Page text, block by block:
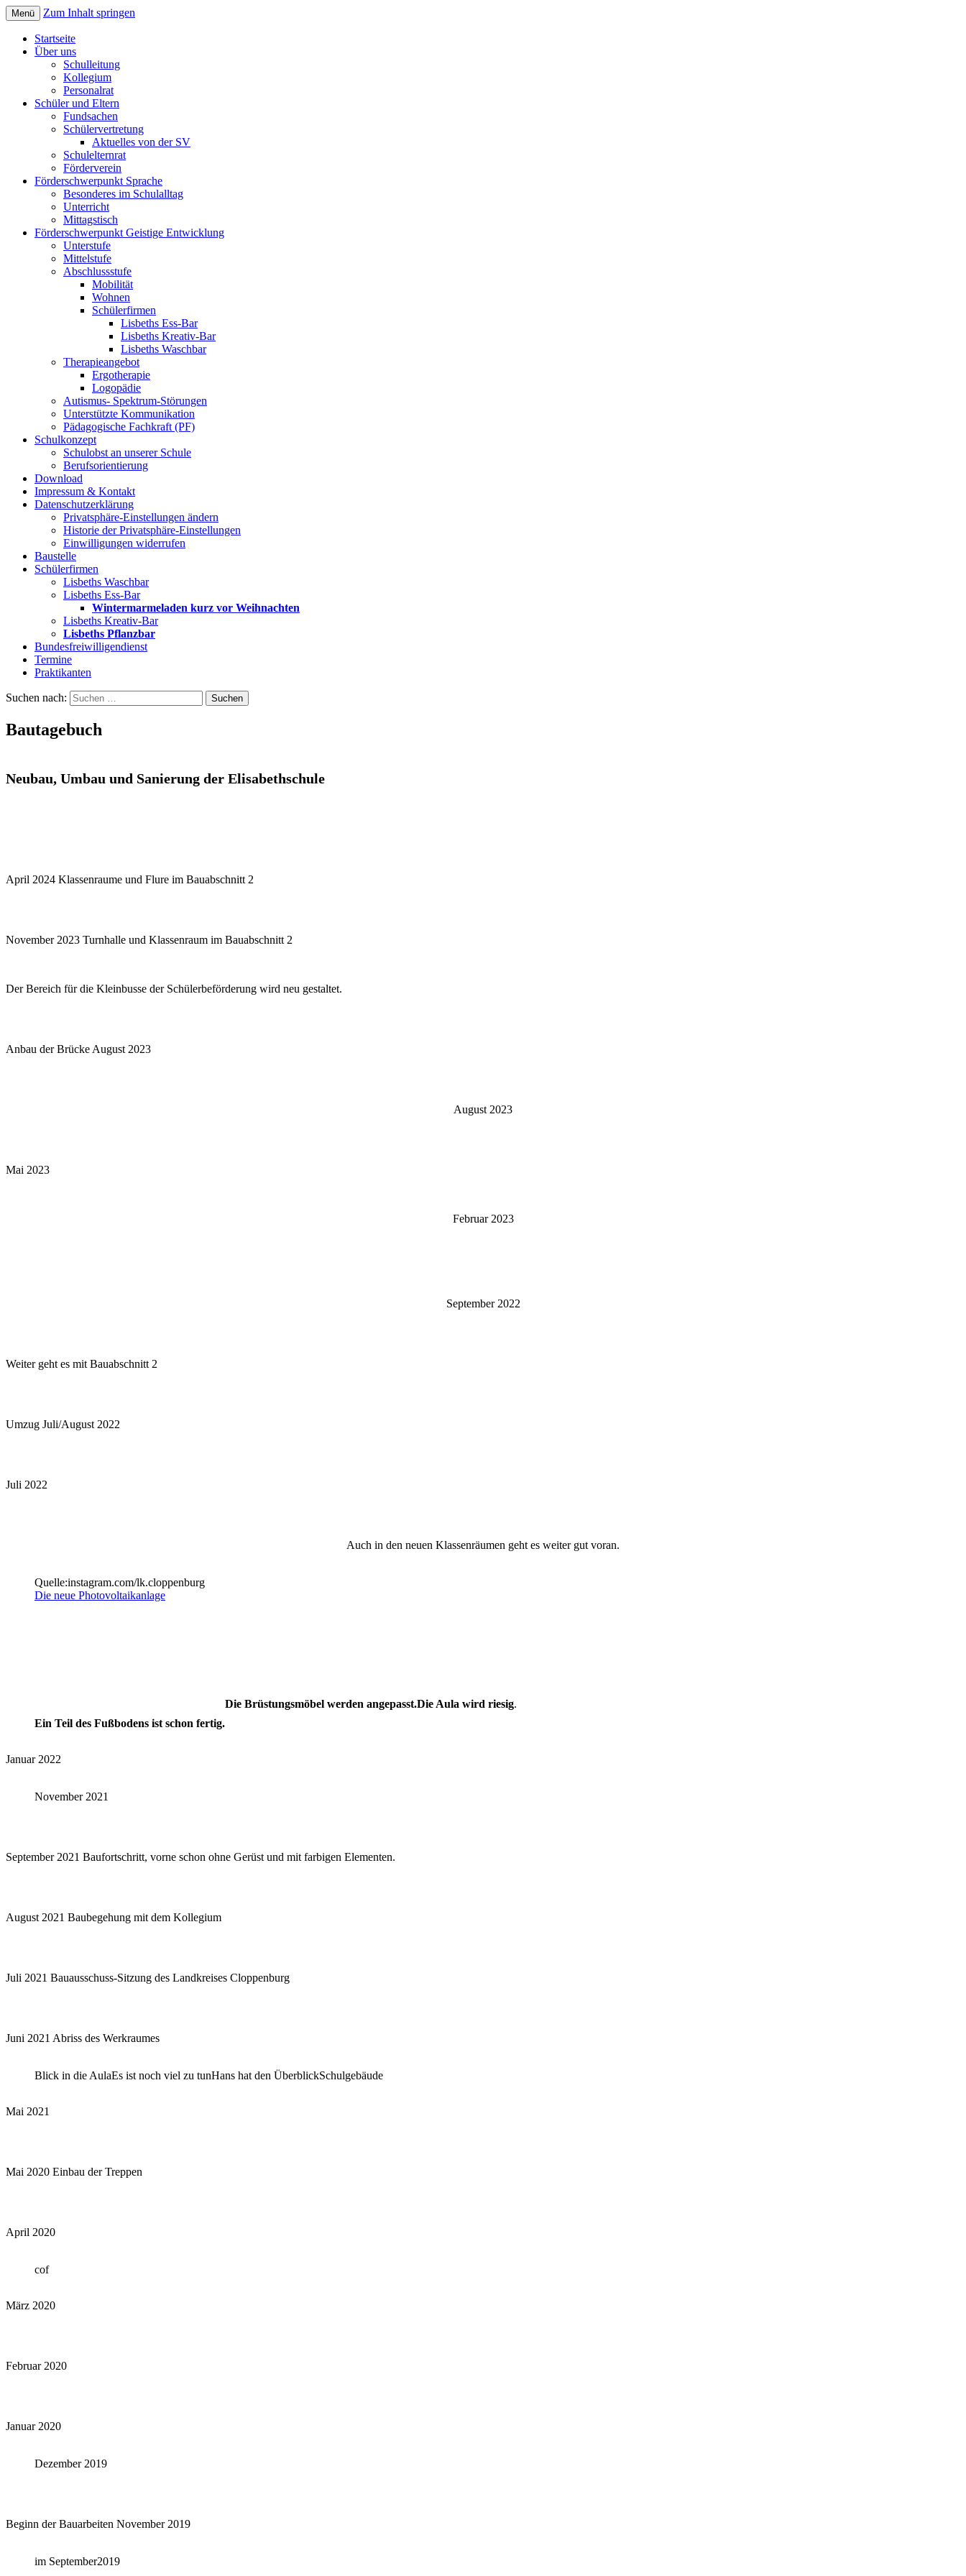
Elisabethschule Friesoythe
Menü Zum Inhalt springen
Startseite
Über uns
Schulleitung
Kollegium
Personalrat
Schüler und Eltern
Fundsachen
Schülervertretung
Aktuelles von der SV
Schulelternrat
Förderverein
Förderschwerpunkt Sprache
Besonderes im Schulalltag
Unterricht
Mittagstisch
Förderschwerpunkt Geistige Entwicklung
Unterstufe
Mittelstufe
Abschlussstufe
Mobilität
Wohnen
Schülerfirmen
Lisbeths Ess-Bar
Lisbeths Kreativ-Bar
Lisbeths Waschbar
Therapieangebot
Ergotherapie
Logopädie
Autismus- Spektrum-Störungen
Unterstützte Kommunikation
Pädagogische Fachkraft (PF)
Schulkonzept
Schulobst an unserer Schule
Berufsorientierung
Download
Impressum & Kontakt
Datenschutzerklärung
Privatsphäre-Einstellungen ändern
Historie der Privatsphäre-Einstellungen
Einwilligungen widerrufen
Baustelle
Schülerfirmen
Lisbeths Waschbar
Lisbeths Ess-Bar
Wintermarmeladen kurz vor Weihnachten
Lisbeths Kreativ-Bar
Lisbeths Pflanzbar
Bundesfreiwilligendienst
Termine
Praktikanten
Suchen nach:
Bautagebuch
Neubau, Umbau und Sanierung der Elisabethschule
April 2024 Klassenraume und Flure im Bauabschnitt 2
November 2023 Turnhalle und Klassenraum im Bauabschnitt 2
Der Bereich für die Kleinbusse der Schülerbeförderung wird neu gestaltet.
Anbau der Brücke August 2023
August 2023
Mai 2023
Februar 2023
September 2022
Weiter geht es mit Bauabschnitt 2
Umzug Juli/August 2022
Juli 2022
Auch in den neuen Klassenräumen geht es weiter gut voran.
Quelle:instagram.com/lk.cloppenburg
Die neue Photovoltaikanlage
Ein Teil des Fußbodens ist schon fertig.
Die Brüstungsmöbel werden angepasst.Die Aula wird riesig.
Januar 2022
November 2021
September 2021 Baufortschritt, vorne schon ohne Gerüst und mit farbigen Elementen.
August 2021 Baubegehung mit dem Kollegium
Juli 2021 Bauausschuss-Sitzung des Landkreises Cloppenburg
Juni 2021 Abriss des Werkraumes
Blick in die AulaEs ist noch viel zu tunHans hat den ÜberblickSchulgebäude
Mai 2021
Mai 2020 Einbau der Treppen
April 2020
cof
März 2020
Februar 2020
Januar 2020
Dezember 2019
Beginn der Bauarbeiten November 2019
im September2019